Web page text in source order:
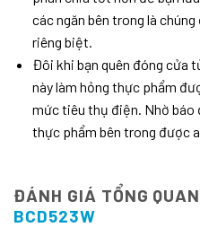
các ngăn bên trong là
riêng biệt.
Đôi khi bạn quên đóng cửa
này làm hỏng thực phẩm
mức tiêu thụ điện. Nhờ báo
thực phẩm bên trong được
ĐÁNH GIÁ TỔNG QUAN
BCD523W